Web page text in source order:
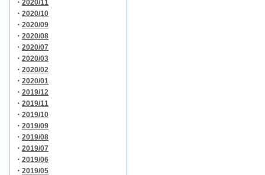
・ 2020/11
・ 2020/10
・ 2020/09
・ 2020/08
・ 2020/07
・ 2020/03
・ 2020/02
・ 2020/01
・ 2019/12
・ 2019/11
・ 2019/10
・ 2019/09
・ 2019/08
・ 2019/07
・ 2019/06
・ 2019/05